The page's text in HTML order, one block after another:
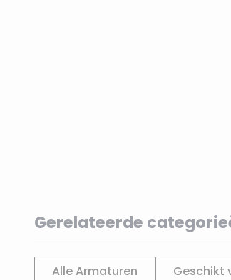
Gerelateerde
Alle Armaturen Geschikt